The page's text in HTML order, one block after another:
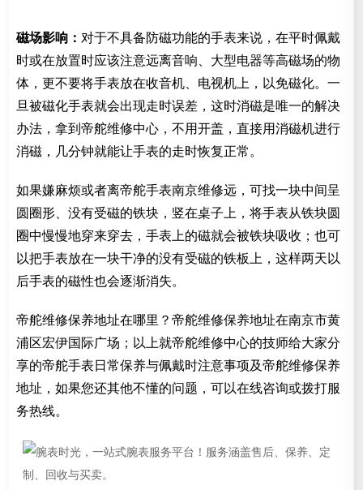
磁场影响： 对于不具备防磁功能的手表来说，在平时佩戴
时或在放置时应该注意远离音响、大型电器等高磁场的物
体，更不要将手表放在收音机、电视机上，以免磁化。一
旦被磁化手表就会出现走时误差，这时消磁是唯一的解决
办法，拿到帝舵维修中心，不用开盖，直接用消磁机进行
消磁，几分钟就能让手表的走时恢复正常。
如果嫌麻烦或者离帝舵手表南京维修远，可找一块中间呈
圆圈形、没有受磁的铁块，竖在桌子上，将手表从铁块圆
圈中慢慢地穿来穿去，手表上的磁就会被铁块吸收；也可
以把手表放在一块干净的没有受磁的铁板上，这样两天以
后手表的磁性也会逐渐消失。
帝舵维修保养地址在哪里？帝舵维修保养地址在南京市黄
浦区宏伊国际广场；以上就帝舵维修中心的技师给大家分
享的帝舵手表日常保养与佩戴时注意事项及帝舵维修保养
地址，如果您还其他不懂的问题，可以在线咨询或拨打服
务热线。